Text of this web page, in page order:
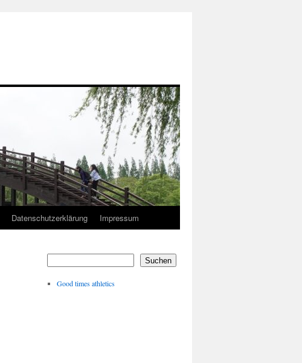
Datenschutzerklärung Impressum
Suchen
Good times athletics